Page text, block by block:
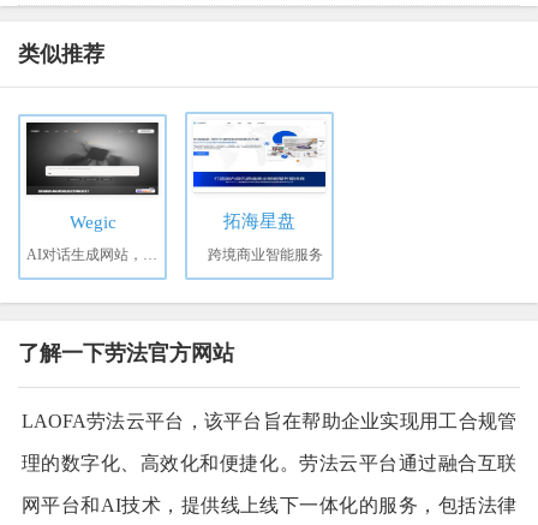
类似推荐
Wegic 拓海星盘
跨境商业智能服务
了解一下劳法官方网站
LAOFA劳法云平台，该平台旨在帮助企业实现用工合规管
理的数字化、高效化和便捷化。劳法云平台通过融合互联
网平台和AI技术，提供线上线下一体化的服务，包括法律